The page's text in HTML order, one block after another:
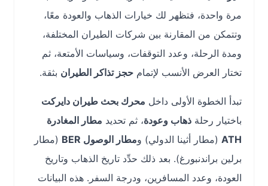
مرة واحدة، فتظهر لك خيارات الذهاب والعودة معًا،
وتتمكن من المقارنة بين شركات الطيران المختلفة،
ومدة الرحلة، وعدد التوقفات، وسياسات الأمتعة، ثم
تختار العرض الأنسب لإتمامحجز تذاكر الطيرانبثقة.
تبدأ الخطوة الأولى داخل محرك بحث طيران دايركت
باختيار رحلة ذهاب وعودة، ثم تحديد مطار المغادرة
(مطار أثينا الدولي) ومطار الوصول BER
(مطار
برلين براندنبورغ). بعد ذلك حدِّد تاريخ الذهاب وتاريخ
العودة، وعدد المسافرين، ودرجة السفر. هذه البيانات